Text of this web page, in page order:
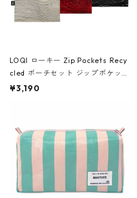
LOQI ローキー Zip Pockets Recy
cled ポーチセット ジップポケット
ファスナーポーチ 撥水加工 トラベ
ーガンディー、オフホワイト
¥3,190